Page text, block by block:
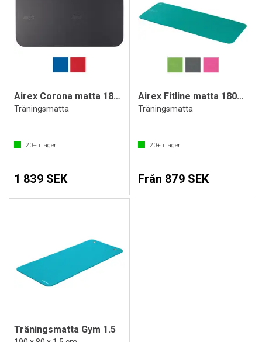
Airex Corona matta 185x100x1,5 cm
Träningsmatta
20+ i lager
1 839 SEK
Airex Fitline matta 180x60x1 cm
Träningsmatta
20+i lager
Från 879 SEK
Träningsmatta Gym 1.5